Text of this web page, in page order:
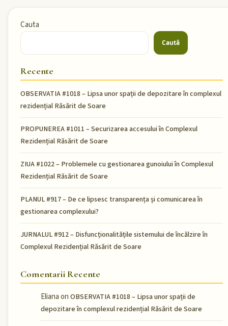
Cauta
Caută
Recente
OBSERVATIA #1018 – Lipsa unor spații de depozitare în complexul
rezidențial Răsărit de Soare
PROPUNEREA #1011 – Securizarea accesului în Complexul
Rezidențial Răsărit de Soare
ZIUA #1022 – Problemele cu gestionarea gunoiului în Complexul
Rezidențial Răsărit de Soare
PLANUL #917 – De ce lipsesc transparența și comunicarea în
gestionarea complexului?
JURNALUL #912 – Disfuncționalitățile sistemului de încălzire în
Complexul Rezidențial Răsărit de Soare
Comentarii Recente
Elianaon OBSERVATIA #1018 – Lipsa unor spații de
depozitare în complexul rezidențial Răsărit de Soare